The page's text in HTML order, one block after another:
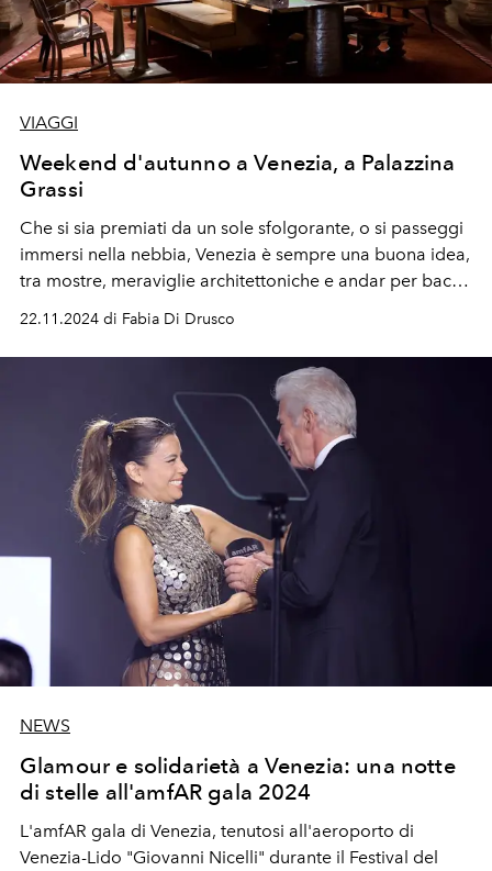
VIAGGI
Weekend d'autunno a Venezia, a Palazzina
Grassi
Che si sia premiati da un sole sfolgorante, o si passeggi
immersi nella nebbia, Venezia è sempre una buona idea,
tra mostre, meraviglie architettoniche e andar per bacari
sera.
22.11.2024 di Fabia Di Drusco
NEWS
Glamour e solidarietà a Venezia: una notte
di stelle all'amfAR gala 2024
L'amfAR gala di Venezia, tenutosi all'aeroporto di
Venezia-Lido "Giovanni Nicelli" durante il Festival del